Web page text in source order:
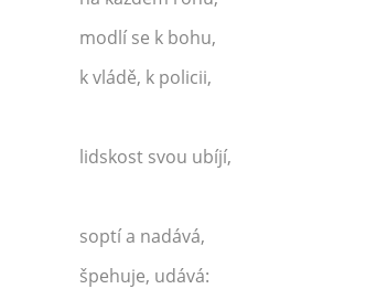
modlí se k bohu,
k vládě, k policii,
lidskost svou ubíjí,
soptí a nadává,
špehuje, udává: